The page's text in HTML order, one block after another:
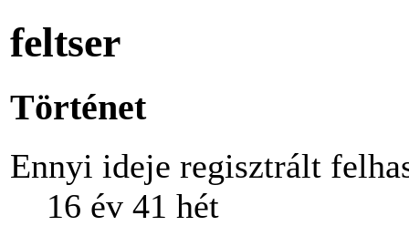
feltser
Történet
Ennyi ideje regisztrált
16 év 41 hét